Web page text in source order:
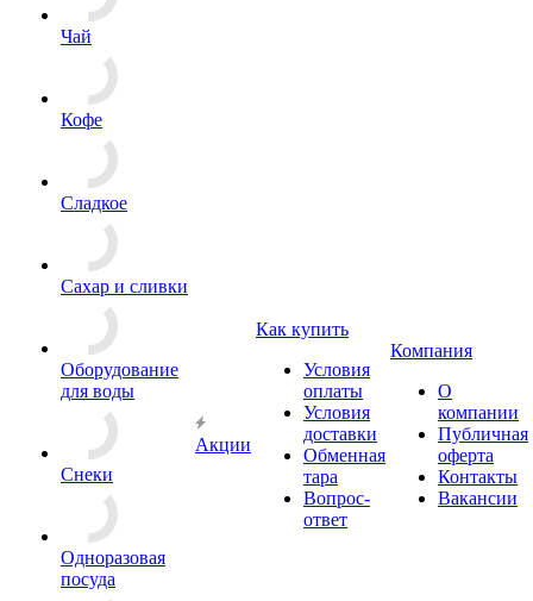
Чай
Кофе
Сладкое
Сахар и сливки
Оборудование
для воды
Снеки
Одноразовая
посуда
Акции
Как купить
Условия
оплаты
Условия
доставки
Обменная
тара
Вопрос-
ответ
Компания
О
компании
Публичная
оферта
Контакты
Вакансии